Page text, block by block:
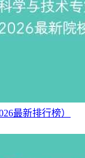
最新排行榜）